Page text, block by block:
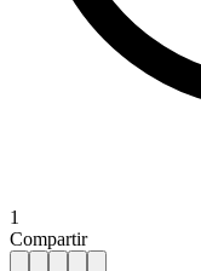
1
Compartir